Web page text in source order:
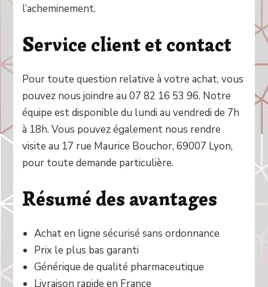
l’acheminement.
Service client et contact
Pour toute question relative à votre achat, vous
pouvez nous joindre au 07 82 16 53 96. Notre
équipe est disponible du lundi au vendredi de 7h
à 18h. Vous pouvez également nous rendre
visite au 17 rue Maurice Bouchor, 69007 Lyon,
pour toute demande particulière.
Résumé des avantages
Achat en ligne sécurisé sans ordonnance
Prix le plus bas garanti
Générique de qualité pharmaceutique
Livraison rapide en France